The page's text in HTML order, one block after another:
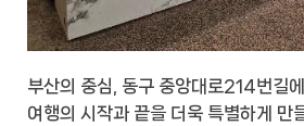
부산의 중심, 동구 중앙대로214번길
여행의 시작과 끝을 더욱 특별하게 만